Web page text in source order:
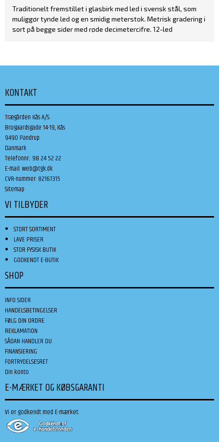
Traditionelt fremstillet i glasbirk med led i svensk stål, som
muliggør tynde led og en smidig meterstok. Metrisk gradering i
sort på begge sider med røde decimetercifre. 12-led
KONTAKT
Trægården Kås A/S
Brogaardsgade 14-19, Kås
9490 Pandrup
Danmark
Telefonnr.: 98 24 52 22
E-mail:web@tgk.dk
CVR-nummer: 82167315
Sitemap
VI TILBYDER
STORT SORTIMENT
LAVE PRISER
STOR FYSISK BUTIK
GODKENDT E-BUTIK
SHOP
INFO SIDER
HANDELSBETINGELSER
FØLG DIN ORDRE
REKLAMATION
SÅDAN HANDLER DU
FINANSIERING
FORTRYDELSESRET
Din konto
E-MÆRKET OG KØBSGARANTI
Vi er godkendt med E-mærket: